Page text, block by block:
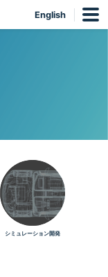
English
シミュレーション開発